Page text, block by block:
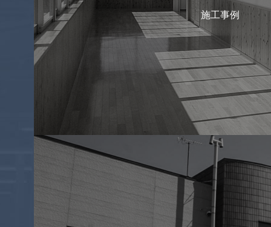
施工事例